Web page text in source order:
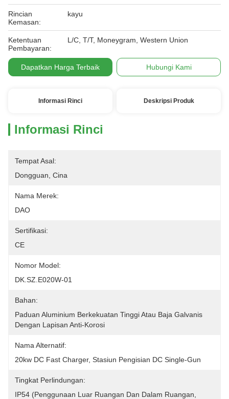
Rincian
Kemasan:
kayu
Ketentuan
Pembayaran:
L/C, T/T, Moneygram, Western Union
Dapatkan Harga Terbaik Hubungi Kami
Informasi Rinci Deskripsi Produk
Informasi Rinci
Tempat Asal:
Dongguan, Cina
Nama Merek:
DAO
Sertifikasi:
CE
Nomor Model:
DK.SZ.E020W-01
Bahan:
Paduan Aluminium Berkekuatan Tinggi Atau Baja Galvanis
Dengan Lapisan Anti-Korosi
Nama Alternatif:
20kw DC Fast Charger, Stasiun Pengisian DC Single-Gun
Tingkat Perlindungan:
IP54 (penggunaan Luar Ruangan Dan Dalam Ruangan,